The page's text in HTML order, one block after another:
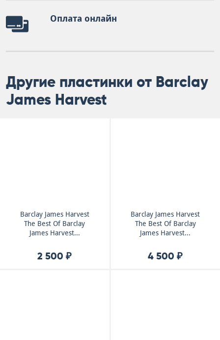
Оплата онлайн
Другие пластинки от Barclay
James Harvest
Barclay James Harvest
The Best Of Barclay
James Harvest...
2 500 ₽
Barclay James Harvest
The Best Of Barclay
James Harvest...
4 500 ₽